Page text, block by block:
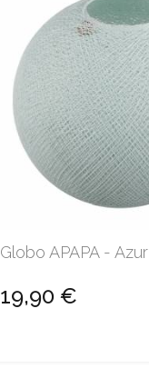
Globo APAPA - Azur
19,90 €